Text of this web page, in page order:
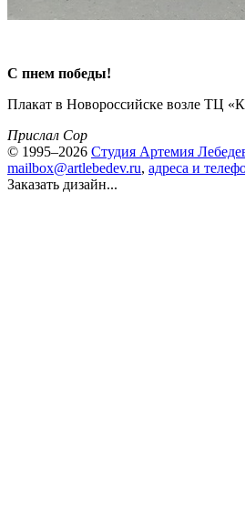
С пнем победы!
Плакат в Новороссийске возле ТЦ
Прислал Cop
© 1995–2026 Студия Артемия
mailbox@artlebedev.ru, адреса и
Заказать дизайн...